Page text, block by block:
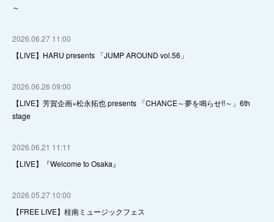
～
2026.06.27 11:00
【LIVE】HARU presents 「JUMP AROUND vol.56」
2026.06.26 09:00
【LIVE】芳賀企画×松永拓也 presents 「CHANCE～夢を鳴らせ!!～」6th
stage
2026.06.21 11:11
【LIVE】『Welcome to Osaka』
2026.05.27 10:00
【FREE LIVE】桂南ミュージックフェス